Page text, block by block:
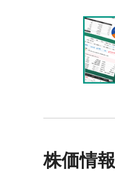
株価情報